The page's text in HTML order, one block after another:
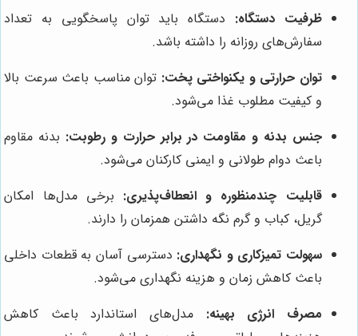
ظرفیت دستگاه: دستگاه باید توان پاسخگویی به تعداد
سفارش‌های روزانه را داشته باشد.
توان حرارتی و یکنواختی پخت: توان مناسب باعث سرعت بالا
و کیفیت مطلوب غذا می‌شود.
جنس بدنه و مقاومت در برابر حرارت و رطوبت: بدنه مقاوم
باعث دوام طولانی و ایمنی کارکنان می‌شود.
قابلیت چندمنظوره و انعطاف‌پذیری: برخی مدل‌ها امکان
گریل، کباب و گرم نگه داشتن همزمان را دارند.
سهولت تمیزکاری و نگهداری: دسترسی آسان به قطعات داخلی
باعث کاهش زمان و هزینه نگهداری می‌شود.
مصرف انرژی بهینه: مدل‌های استاندارد باعث کاهش